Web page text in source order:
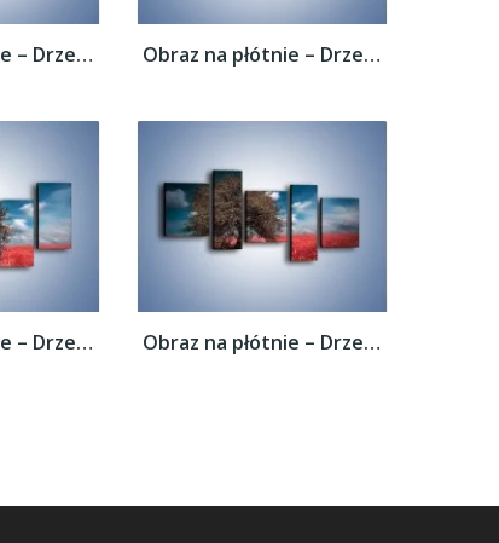
Obraz na płótnie – Drzewo na czerwonej... Obraz na płótnie – Drzewo na czerwonej...
Obraz na płótnie – Drzewo na czerwonej... Obraz na płótnie – Drzewo na czerwonej...